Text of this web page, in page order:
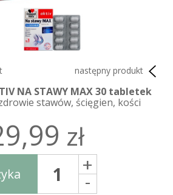
następny produkt
NA STAWY MAX 30 tabletek
stawów, ścięgien, kości
zł
+
-